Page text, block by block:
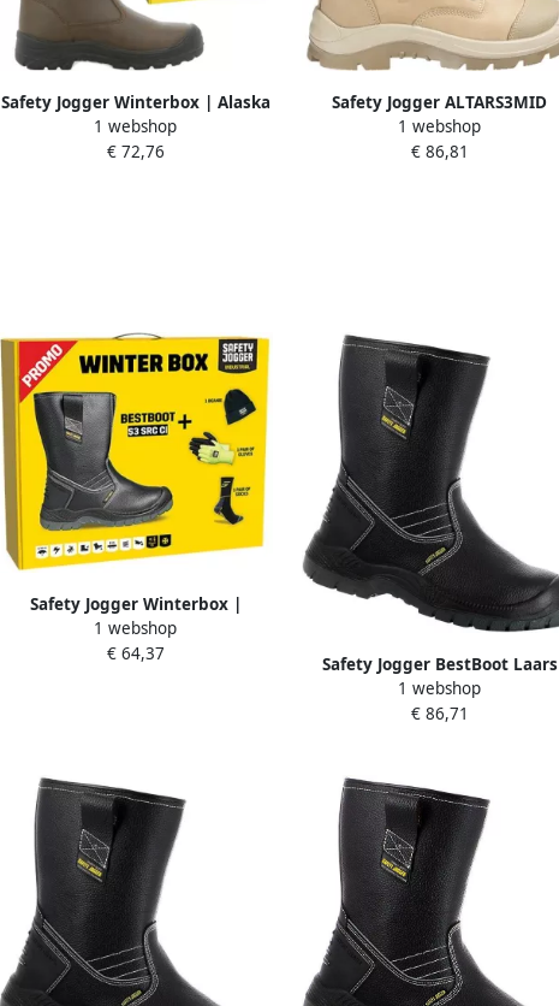
Safety Jogger Winterbox | Alaska
veiligheidslaars + sokken +
handschoenen + muts | Bruin |
1 webshop
€ 72,76
Safety Jogger ALTARS3MID
Werkschoenen | Zandkleur |
S10009390
1 webshop
€ 86,81
Safety Jogger Winterbox |
Bestboot veiligheidslaars +
sokken + Handschoenen + muts |
1 webshop
€ 64,37
Safety Jogger BestBoot Laars
Hoog S3 Zwart 00.118.032.37
1 webshop
€ 86,71